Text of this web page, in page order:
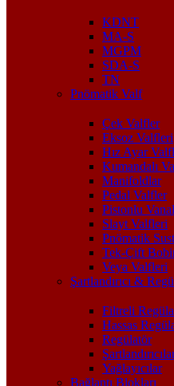
KDNT
MA-S
MGPM
SDA-S
TN
Pnömatik Valf
Çek Valfler
Eksoz Valfleri
Hız Ayar
Kumandalı
Manifoldlar
Pedal Valfler
Pistonlu
Slayt Valfleri
Pnömatik
Tek-Çift
Veya Valfleri
Şartlandırıcı &
Filtreli
Hassas
Regülatör
Yağlayıcılar
Bağlantı Blokları